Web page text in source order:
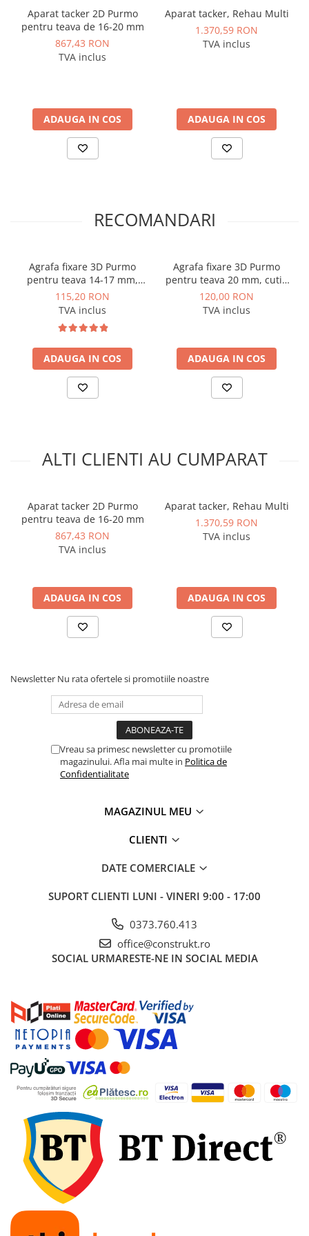
Instalatii de gaz
Tevi PEHD gaz
Fitinguri gaz
Izolatii tehnice
Izolatii pentru aer conditionat
Izolatii pentru sisteme solare
Vata minerala bazaltica
Automatizari panouri solare
Grupuri de circulatie
Manometre, presostate si
termostate
Regulatoare electronice
Vane si servomotoare
Servoregulatoare
Traductoare
tensiune
Ventile liniare
Ventile electromagnetice
Termostate aplicatii industriale
Accesorii pentru echipamente
Pompe submersibile
Pompe de suprafata
Pompe pentru piscine
Hidrofoare
Vase de expansiune pentru
Grupuri de pompare apa
Rezervoare apa si accesorii stocare
Contoare de apa - Apometre
Tevi si accesorii pentru puturi
Obiecte sanitare
Baterii bucatarie
Baterii bucatarie cu filtru
Clapete de actionare
Rezervoare WC incastrate
Rezervoare WC clasice
Lavoare
Chiuvete bucatarie
Rigole de dus
Sisteme de dus
Mobilier baie
in caz de blocaj. Aparatul poate fi asezat pe sol si in
pozitie verticala.
Greutate: 2.5 kg
Aparat tacker 2D Purmo
pentru teava de 16-20 mm
867,43 RON
TVA inclus
ADAUGA IN COS
Aparat tacker, Rehau Multi
1.370,59 RON
TVA inclus
ADAUGA IN COS
RECOMANDARI
Agrafa fixare 3D Purmo
pentru teava 14-17 mm,
cutie 400 buc.
115,20 RON
TVA inclus
ADAUGA IN COS
Agrafa fixare 3D Purmo
pentru teava 20 mm, cutie
400 buc.
120,00 RON
TVA inclus
ADAUGA IN COS
ALTI CLIENTI AU CUMPARAT
Aparat tacker 2D Purmo
pentru teava de 16-20 mm
867,43 RON
TVA inclus
ADAUGA IN COS
Aparat tacker, Rehau Multi
1.370,59 RON
TVA inclus
ADAUGA IN COS
Newsletter Nu rata ofertele si promotiile noastre
Vreau sa primesc newsletter cu promotiile
magazinului. Afla mai multe in Politica de
Confidentialitate
MAGAZINUL MEU
CLIENTI
DATE COMERCIALE
SUPORT CLIENTI LUNI - VINERI 9:00 - 17:00
0373.760.413
office@construkt.ro
SOCIAL URMARESTE-NE IN SOCIAL MEDIA